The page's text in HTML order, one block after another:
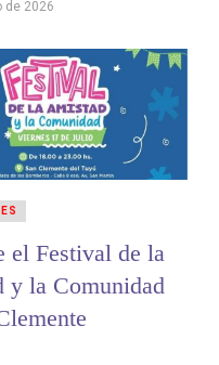
de 2026
el Festival de la
y la Comunidad